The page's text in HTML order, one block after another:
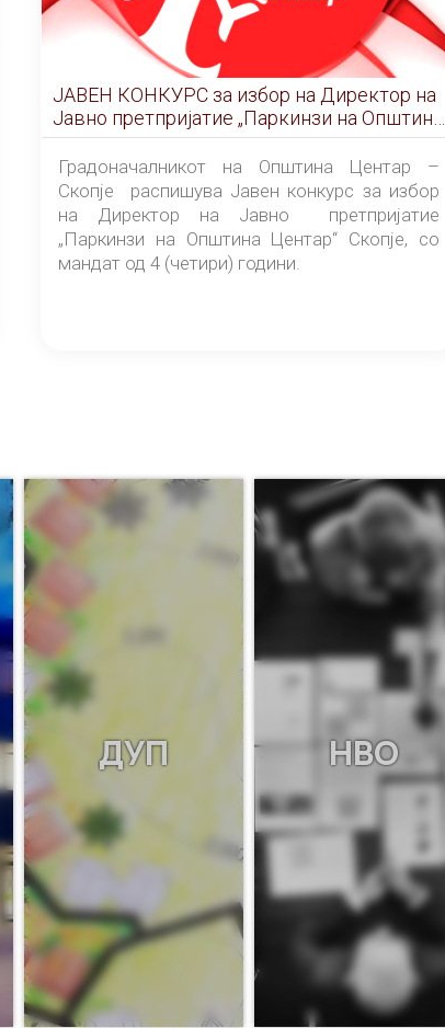
ЈАВЕН КОНКУРС за избор на Директор на
Јавно претпријатие „Паркинзи на Општина
Центар“ – Скопје
Градоначалникот на Општина Центар –
Скопје распишува Јавен конкурс за избор
на Директор на Јавно претпријатие
„Паркинзи на Општина Центар“ Скопје, со
мандат од 4 (четири) години.
ДУП НВО